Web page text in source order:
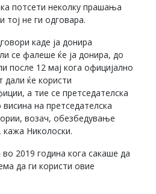
потсети неколку прашања
тој не ги одговара.
каде ја донира
се фалеше ќе ја донира, до
после 12 мај кога официјално
ќе користи
а тие се претседателска
на претседателска
возач, обезбедување
кажа Николоски.
2019 година кога сакаше да
да ги користи овие